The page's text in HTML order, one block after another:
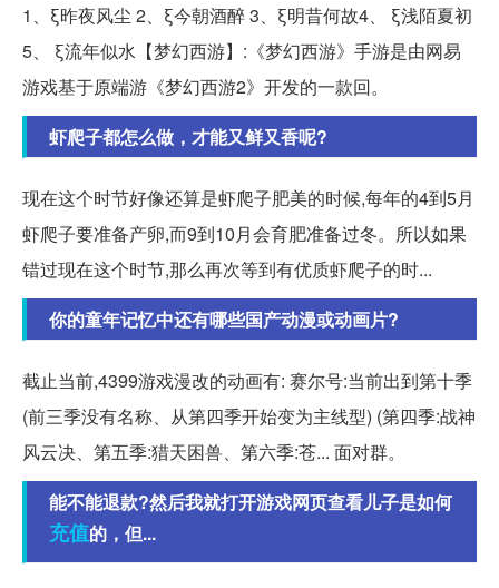
1、ξ昨夜风尘 2、ξ今朝酒醉 3、ξ明昔何故4、 ξ浅陌夏初
5、 ξ流年似水【梦幻西游】:《梦幻西游》手游是由网易
游戏基于原端游《梦幻西游2》开发的一款回。
虾爬子都怎么做，才能又鲜又香呢?
现在这个时节好像还算是虾爬子肥美的时候,每年的4到5月
虾爬子要准备产卵,而9到10月会育肥准备过冬。所以如果
错过现在这个时节,那么再次等到有优质虾爬子的时...
你的童年记忆中还有哪些国产动漫或动画片?
截止当前,4399游戏漫改的动画有: 赛尔号:当前出到第十季
(前三季没有名称、从第四季开始变为主线型) (第四季:战神
风云决、第五季:猎天困兽、第六季:苍... 面对群。
能不能退款?然后我就打开游戏网页查看儿子是如何
充值的，但...